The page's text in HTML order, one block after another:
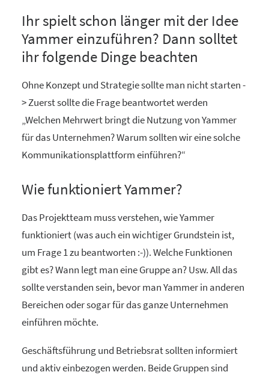
Ihr spielt schon länger mit der Idee
Yammer einzuführen? Dann solltet
ihr folgende Dinge beachten
Ohne Konzept und Strategie sollte man nicht starten -
> Zuerst sollte die Frage beantwortet werden
„Welchen Mehrwert bringt die Nutzung von Yammer
für das Unternehmen? Warum sollten wir eine solche
Kommunikationsplattform einführen?“
Wie funktioniert Yammer?
Das Projektteam muss verstehen, wie Yammer
funktioniert (was auch ein wichtiger Grundstein ist,
um Frage 1 zu beantworten :-)). Welche Funktionen
gibt es? Wann legt man eine Gruppe an? Usw. All das
sollte verstanden sein, bevor man Yammer in anderen
Bereichen oder sogar für das ganze Unternehmen
einführen möchte.
Geschäftsführung und Betriebsrat sollten informiert
und aktiv einbezogen werden. Beide Gruppen sind